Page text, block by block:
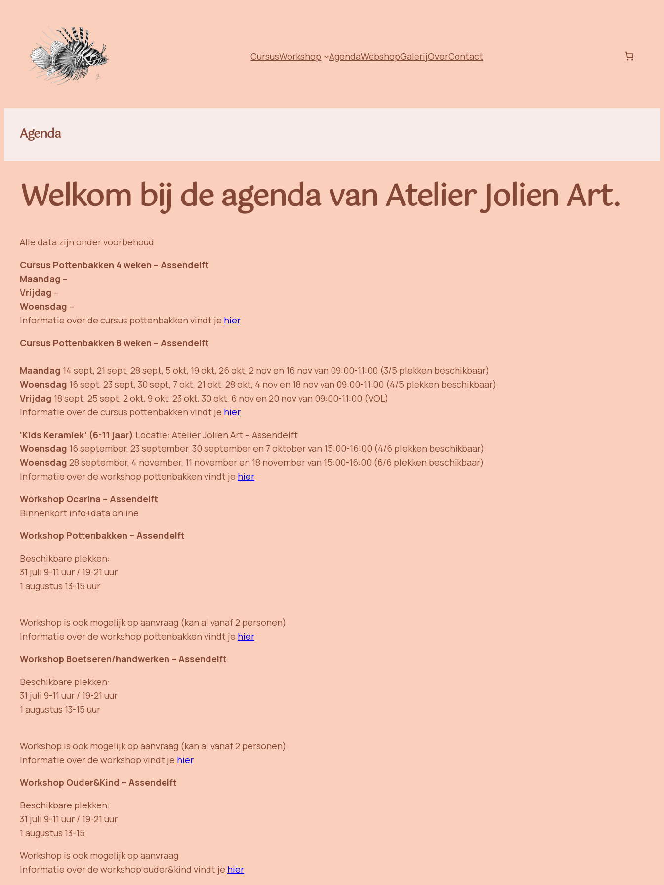
inhoud
CursusWorkshop AgendaWebshopGalerijOverContact
Agenda
Welkom bij de agenda van Atelier Jolien Art.
Alle data zijn onder voorbehoud
Cursus Pottenbakken 4 weken – Assendelft
Maandag –
Vrijdag –
Woensdag –
Informatie over de cursus pottenbakken vindt je hier
Cursus Pottenbakken 8 weken – Assendelft
Maandag 14 sept, 21 sept, 28 sept, 5 okt, 19 okt, 26 okt, 2 nov en 16 nov van 09:00-11:00 (3/5 plekken beschikbaar)
Woensdag 16 sept, 23 sept, 30 sept, 7 okt, 21 okt, 28 okt, 4 nov en 18 nov van 09:00-11:00 (4/5 plekken beschikbaar)
Vrijdag 18 sept, 25 sept, 2 okt, 9 okt, 23 okt, 30 okt, 6 nov en 20 nov van 09:00-11:00 (VOL)
Informatie over de cursus pottenbakken vindt je hier
‘Kids Keramiek’ (6-11 jaar) Locatie: Atelier Jolien Art – Assendelft
Woensdag 16 september, 23 september, 30 september en 7 oktober van 15:00-16:00 (4/6 plekken beschikbaar)
Woensdag 28 september, 4 november, 11 november en 18 november van 15:00-16:00 (6/6 plekken beschikbaar)
Informatie over de workshop pottenbakken vindt je hier
Workshop Ocarina – Assendelft
Binnenkort info+data online
Workshop Pottenbakken – Assendelft
Beschikbare plekken:
31 juli 9-11 uur / 19-21 uur
1 augustus 13-15 uur
Workshop is ook mogelijk op aanvraag (kan al vanaf 2 personen)
Informatie over de workshop pottenbakken vindt je hier
Workshop Boetseren/handwerken – Assendelft
Beschikbare plekken:
31 juli 9-11 uur / 19-21 uur
1 augustus 13-15 uur
Workshop is ook mogelijk op aanvraag (kan al vanaf 2 personen)
Informatie over de workshop vindt je hier
Workshop Ouder&Kind – Assendelft
Beschikbare plekken:
31 juli 9-11 uur / 19-21 uur
1 augustus 13-15
Workshop is ook mogelijk op aanvraag
Informatie over de workshop ouder&kind vindt je hier